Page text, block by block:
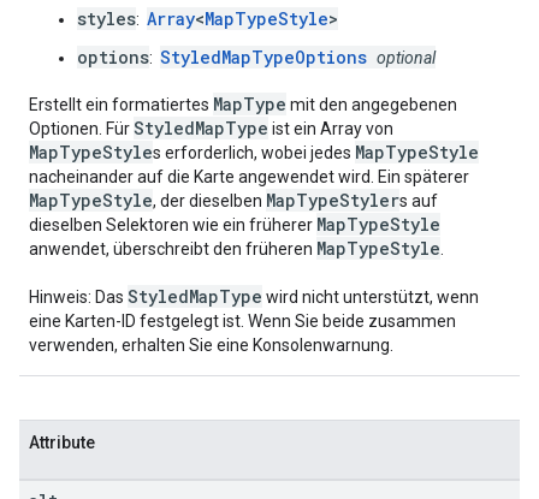
styles: Array<MapTypeStyle>
options: StyledMapTypeOptions optional
Erstellt ein formatiertes MapType mit den angegebenen
Optionen. FürStyledMapType ist ein Array von
MapTypeStyles erforderlich, wobei jedes MapTypeStyle
nacheinander auf die Karte angewendet wird. Ein späterer
MapTypeStyle, der dieselben MapTypeStylers auf
dieselben Selektoren wie ein früherer MapTypeStyle
anwendet, überschreibt den früheren MapTypeStyle
Hinweis: Das StyledMapType wird nicht unterstützt, wenn
eine Karten-ID festgelegt ist. Wenn Sie beide zusammen
verwenden, erhalten Sie eine Konsolenwarnung.
Attribute